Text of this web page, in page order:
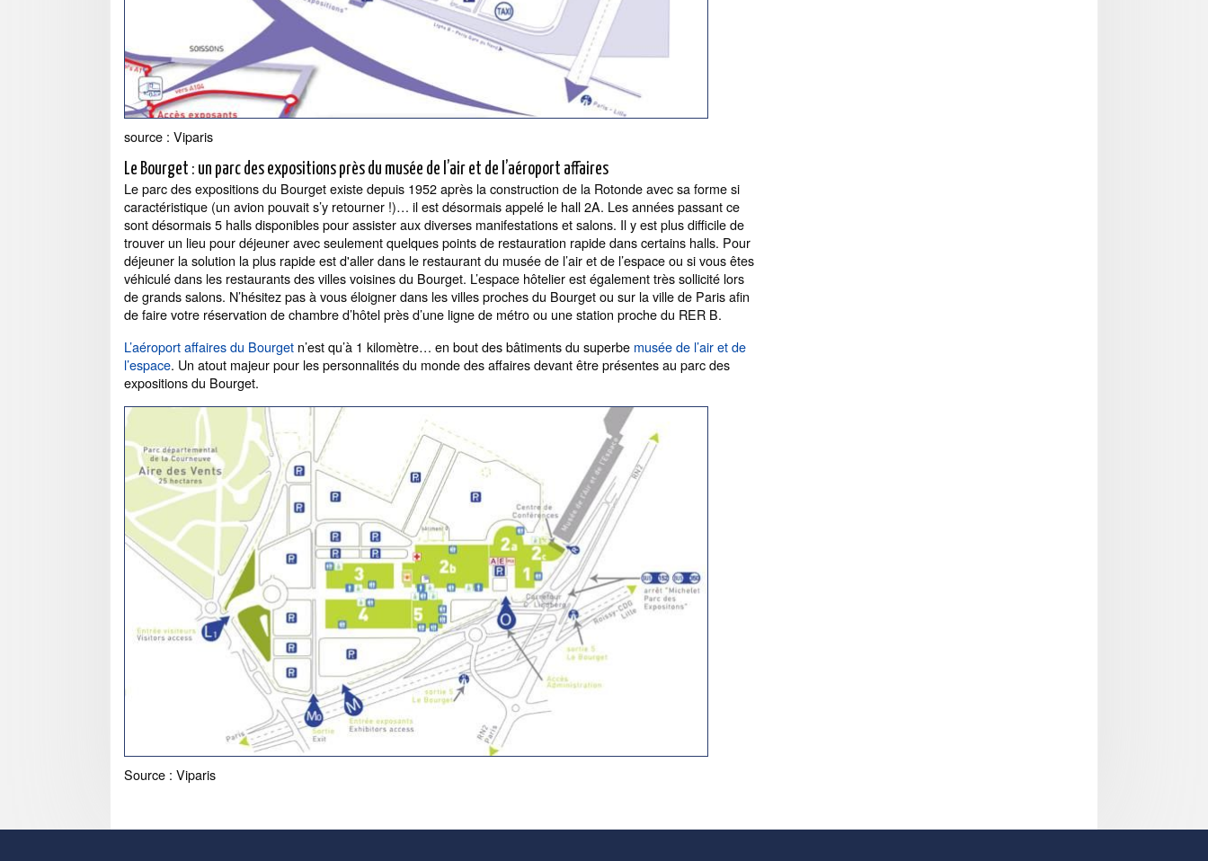
source : Viparis
Le Bourget : un parc des expositions près du musée de l’air et de l’aéroport affaires
Le parc des expositions du Bourget existe depuis 1952 après la construction de la Rotonde avec sa forme si
caractéristique (un avion pouvait s’y retourner !)… il est désormais appelé le hall 2A. Les années passant ce
sont désormais 5 halls disponibles pour assister aux diverses manifestations et salons. Il y est plus difficile de
trouver un lieu pour déjeuner avec seulement quelques points de restauration rapide dans certains halls. Pour
déjeuner la solution la plus rapide est d'aller dans le restaurant du musée de l’air et de l’espace ou si vous êtes
véhiculé dans les restaurants des villes voisines du Bourget. L’espace hôtelier est également très sollicité lors
de grands salons. N’hésitez pas à vous éloigner dans les villes proches du Bourget ou sur la ville de Paris afin
de faire votre réservation de chambre d’hôtel près d’une ligne de métro ou une station proche du RER B.
L’aéroport affaires du Bourget n’est qu’à 1 kilomètre… en bout des bâtiments du superbe musée de l’air et de
l’espace. Un atout majeur pour les personnalités du monde des affaires devant être présentes au parc des
expositions du Bourget.
Source : Viparis